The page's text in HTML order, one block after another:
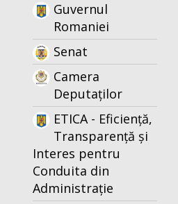
Guvernul
Romaniei
Senat
Camera
Deputaților
ETICA - Eficiență,
Transparență și
Interes pentru
Conduita din
Administrație